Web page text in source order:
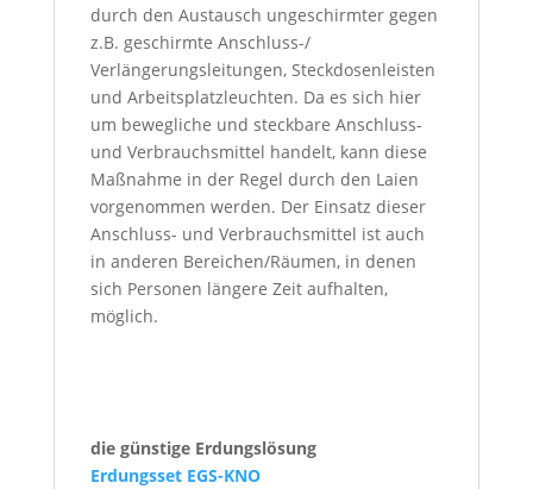
durch den Austausch ungeschirmter gegen
z.B. geschirmte Anschluss-/
Verlängerungsleitungen, Steckdosenleisten
und Arbeitsplatzleuchten. Da es sich hier
um bewegliche und steckbare Anschluss-
und Verbrauchsmittel handelt, kann diese
Maßnahme in der Regel durch den Laien
vorgenommen werden. Der Einsatz dieser
Anschluss- und Verbrauchsmittel ist auch
in anderen Bereichen/Räumen, in denen
sich Personen längere Zeit aufhalten,
möglich.
die günstige Erdungslösung
Erdungsset EGS-KNO